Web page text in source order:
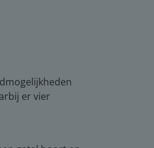
er vier